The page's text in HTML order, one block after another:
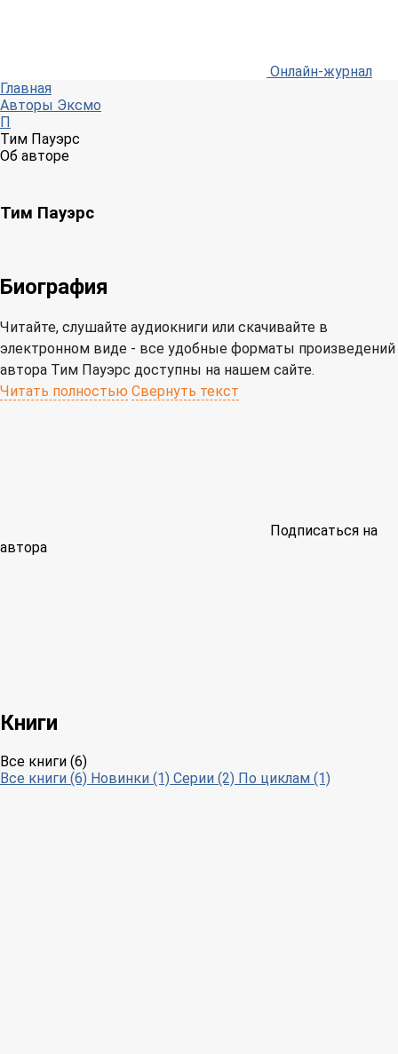
Онлайн-журнал
Главная
Авторы Эксмо
П
Тим Пауэрс
Об авторе
Тим Пауэрс
Биография
Читайте, слушайте аудиокниги или скачивайте в
электронном виде - все удобные форматы произведений
автора Тим Пауэрс доступны на нашем сайте.
Читать полностью Свернуть текст
Подписаться на
автора
Книги
Все книги (6)
Все книги (6) Новинки (1) Серии (2) По циклам (1)